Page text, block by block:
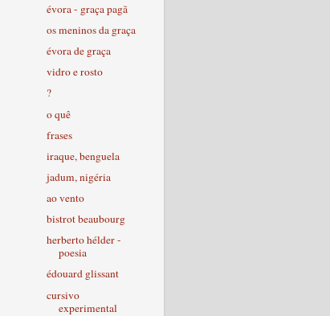
évora - graça pagã
os meninos da graça
évora de graça
vidro e rosto
?
o quê
frases
iraque, benguela
jadum, nigéria
ao vento
bistrot beaubourg
herberto hélder -
poesia
édouard glissant
cursivo
experimental